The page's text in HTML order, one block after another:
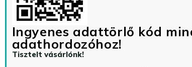
Ingyenes adattörlő kód
adathordozóhoz!
Tisztelt vásárlónk!